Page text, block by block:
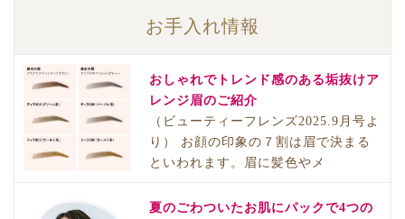
お手入れ情報
おしゃれでトレンド感のある垢抜けア
レンジ眉のご紹介
（ビューティーフレンズ2025.9月号よ
り） お顔の印象の７割は眉で決まる
といわれます。眉に髪色やメ
夏のごわついたお肌にパックで4つの